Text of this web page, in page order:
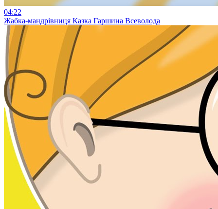
04:22
Жабка-мандрівниця Казка Гаршина Всеволода